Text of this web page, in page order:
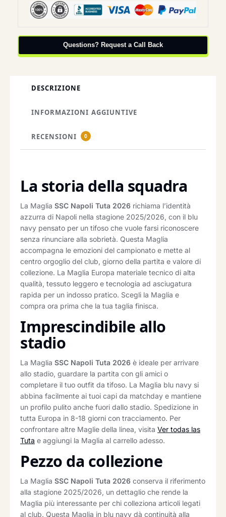
Questions? Request a Call Back
DESCRIZIONE
INFORMAZIONI AGGIUNTIVE
RECENSIONI 0
La storia della squadra
La Maglia SSC Napoli Tuta 2026 richiama l’identità
azzurra di Napoli nella stagione 2025/2026, con il blu
navy pensato per un tifoso che vuole farsi riconoscere
senza rinunciare alla sobrietà. Questa Maglia
accompagna le emozioni del campionato e mette al
centro orgoglio del club, giorno della partita e valore di
collezione. La Maglia Europa materiale tecnico di alta
qualità, tessuto leggero e tecnologia ad asciugatura
rapida per un indosso pratico. Scegli la Maglia e
compra ora prima che la tua taglia finisca.
Imprescindibile allo
stadio
La Maglia SSC Napoli Tuta 2026 è ideale per arrivare
allo stadio, guardare la partita con gli amici o
completare il tuo outfit da tifoso. La Maglia blu navy si
abbina facilmente ai tuoi capi da matchday e mantiene
un profilo pulito anche fuori dallo stadio. Spedizione in
tutta Europa in 8-18 giorni con tracciamento. Per
confrontare altre Maglie della linea, visita Ver todas las
Tuta e aggiungi la Maglia al carrello adesso.
Pezzo da collezione
La Maglia SSC Napoli Tuta 2026 conserva il riferimento
alla stagione 2025/2026, un dettaglio che rende la
Maglia più interessante per chi colleziona articoli legati
al club. Questa Maglia in blu navy dà continuità alla